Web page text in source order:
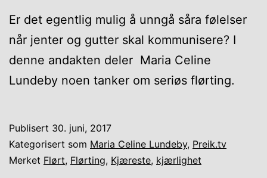
Er det egentlig mulig å unngå såra følelser
når jenter og gutter skal kommunisere? I
denne andakten deler Maria Celine
Lundeby noen tanker om seriøs flørting.
Publisert 30. juni, 2017
Kategorisert som Maria Celine Lundeby, Preik.tv
Merket Flørt, Flørting, Kjæreste, kjærlighet